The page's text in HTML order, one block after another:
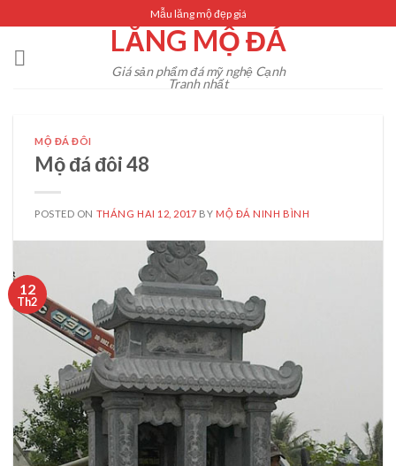
content
Mẫu lăng mộ đẹp giá
LĂNG MỘ ĐÁ
Giá sản phẩm đá mỹ nghệ Cạnh
Tranh nhất
MỘ ĐÁ ĐÔI
Mộ đá đôi 48
POSTED ON THÁNG HAI 12, 2017 BY MỘ ĐÁ NINH BÌNH
12
Th2